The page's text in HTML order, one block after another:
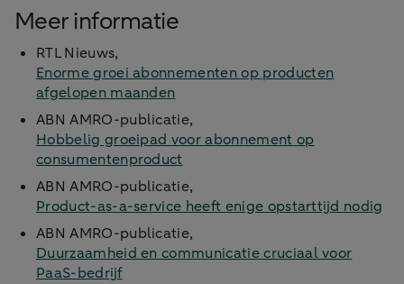
Meer informatie
RTL Nieuws,
Enorme groei abonnementen op producten
afgelopen maanden
ABN AMRO-publicatie,
Hobbelig groeipad voor abonnement op
consumentenproduct
ABN AMRO-publicatie,
Product-as-a-service heeft enige opstarttijd nodig
ABN AMRO-publicatie,
Duurzaamheid en communicatie cruciaal voor
PaaS-bedrijf